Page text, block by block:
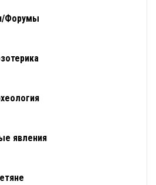
Форумы
явления